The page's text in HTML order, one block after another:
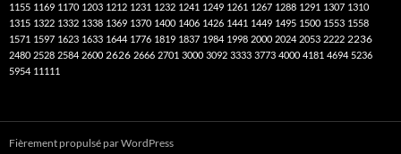
1155 1169 1170 1203 1212 1231 1232 1241 1249 1261 1267 1288 1291 1307 1310
1315 1322 1332 1338 1369 1370 1400 1406 1426 1441 1449 1495 1500 1553 1558
1571 1597 1623 1633 1644 1776 1819 1837 1984 1998 2000 2024 2053 2222 2236
2480 2528 2584 2600 2626 2666 2701 3000 3092 3333 3773 4000 4181 4694 5236
5954 11111
Fièrement propulsé par WordPress